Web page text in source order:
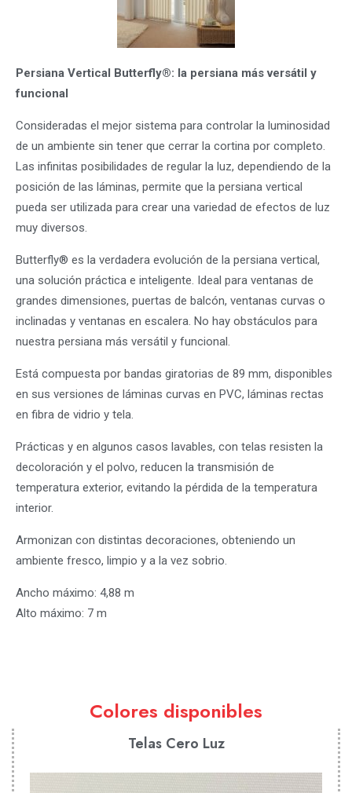
Persiana Vertical Butterfly®: la persiana más versátil y
funcional
Consideradas el mejor sistema para controlar la luminosidad
de un ambiente sin tener que cerrar la cortina por completo.
Las infinitas posibilidades de regular la luz, dependiendo de la
posición de las láminas, permite que la persiana vertical
pueda ser utilizada para crear una variedad de efectos de luz
muy diversos.
Butterfly® es la verdadera evolución de la persiana vertical,
una solución práctica e inteligente. Ideal para ventanas de
grandes dimensiones, puertas de balcón, ventanas curvas o
inclinadas y ventanas en escalera. No hay obstáculos para
nuestra persiana más versátil y funcional.
Está compuesta por bandas giratorias de 89 mm, disponibles
en sus versiones de láminas curvas en PVC, láminas rectas
en fibra de vidrio y tela.
Prácticas y en algunos casos lavables, con telas resisten la
decoloración y el polvo, reducen la transmisión de
temperatura exterior, evitando la pérdida de la temperatura
interior.
Armonizan con distintas decoraciones, obteniendo un
ambiente fresco, limpio y a la vez sobrio.
Ancho máximo: 4,88 m
Alto máximo: 7 m
Colores disponibles
Telas Cero Luz